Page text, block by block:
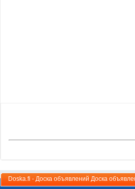
Doska.fi - Доска объявлений Доска